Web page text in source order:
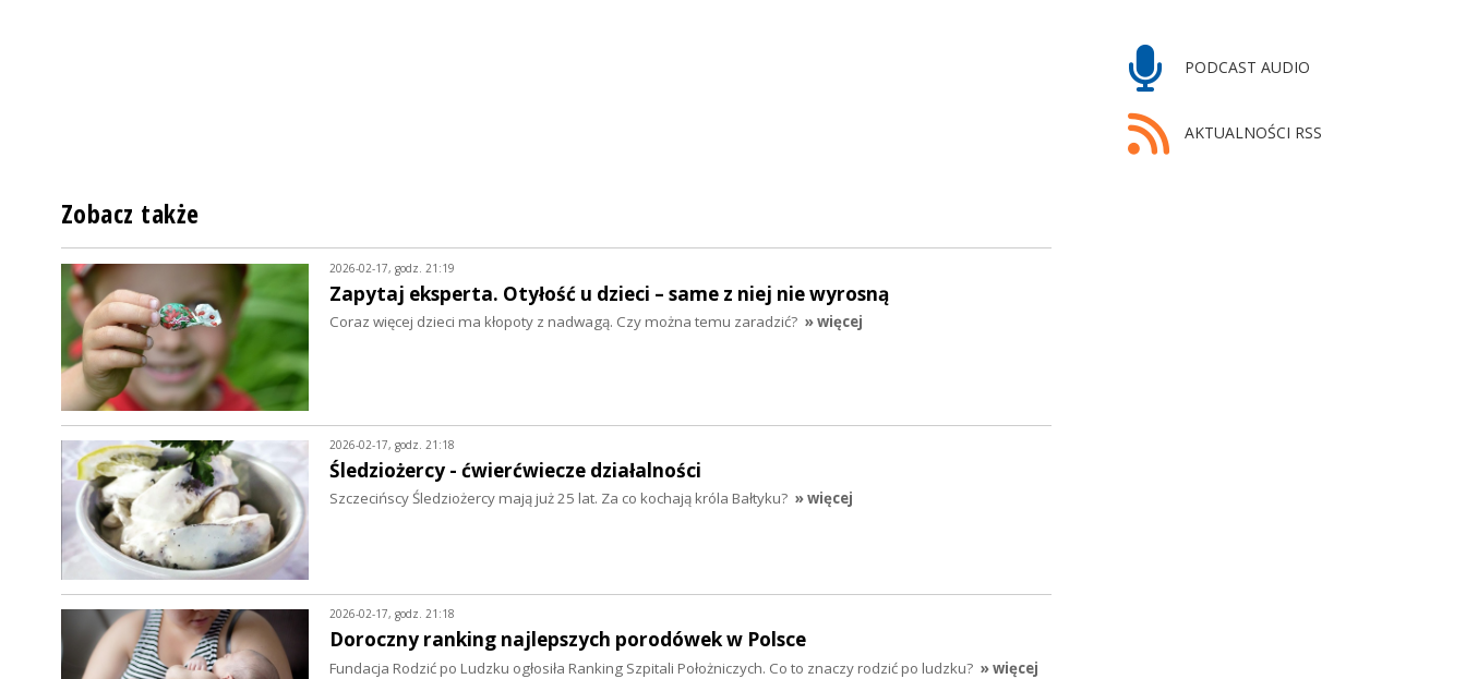
PODCAST AUDIO
AKTUALNOŚCI RSS
Zobacz także
2026-02-17, godz. 21:19
Zapytaj eksperta. Otyłość u dzieci – same z niej nie wyrosną
Coraz więcej dzieci ma kłopoty z nadwagą. Czy można temu zaradzić? » więcej
2026-02-17, godz. 21:18
Śledziożercy - ćwierćwiecze działalności
Szczecińscy Śledziożercy mają już 25 lat. Za co kochają króla Bałtyku? » więcej
2026-02-17, godz. 21:18
Doroczny ranking najlepszych porodówek w Polsce
Fundacja Rodzić po Ludzku ogłosiła Ranking Szpitali Położniczych. Co to znaczy rodzić po ludzku? » więcej